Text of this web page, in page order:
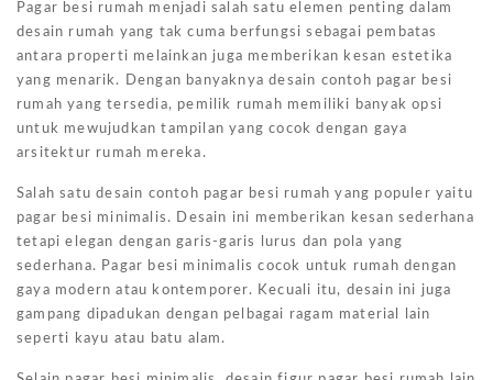
Pagar besi rumah menjadi salah satu elemen penting dalam
desain rumah yang tak cuma berfungsi sebagai pembatas
antara properti melainkan juga memberikan kesan estetika
yang menarik. Dengan banyaknya desain contoh pagar besi
rumah yang tersedia, pemilik rumah memiliki banyak opsi
untuk mewujudkan tampilan yang cocok dengan gaya
arsitektur rumah mereka.
Salah satu desain contoh pagar besi rumah yang populer yaitu
pagar besi minimalis. Desain ini memberikan kesan sederhana
tetapi elegan dengan garis-garis lurus dan pola yang
sederhana. Pagar besi minimalis cocok untuk rumah dengan
gaya modern atau kontemporer. Kecuali itu, desain ini juga
gampang dipadukan dengan pelbagai ragam material lain
seperti kayu atau batu alam.